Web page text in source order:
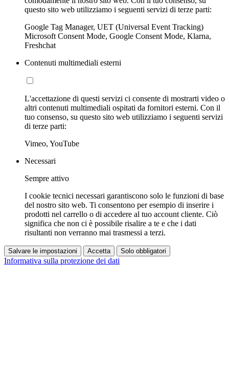
questo sito web utilizziamo i seguenti servizi di terze parti:
Google Tag Manager, UET (Universal Event Tracking)
Microsoft Consent Mode, Google Consent Mode, Klarna,
Freshchat
Contenuti multimediali esterni
L'accettazione di questi servizi ci consente di mostrarti video o
altri contenuti multimediali ospitati da fornitori esterni. Con il
tuo consenso, su questo sito web utilizziamo i seguenti servizi
di terze parti:
Vimeo, YouTube
Necessari
Sempre attivo
I cookie tecnici necessari garantiscono solo le funzioni di base
del nostro sito web. Ti consentono per esempio di inserire i
prodotti nel carrello o di accedere al tuo account cliente. Ciò
significa che non ci è possibile risalire a te e che i dati
risultanti non verranno mai trasmessi a terzi.
Salvare le impostazioni Accetta Solo obbligatori
Informativa sulla protezione dei dati